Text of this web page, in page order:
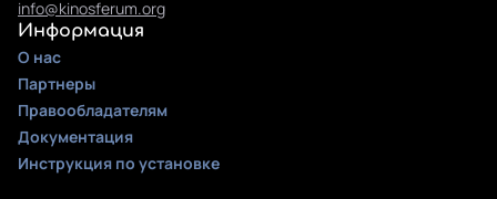
info@kinosferum.org
Информация
О нас
Партнеры
Правообладателям
Документация
Инструкция по установке